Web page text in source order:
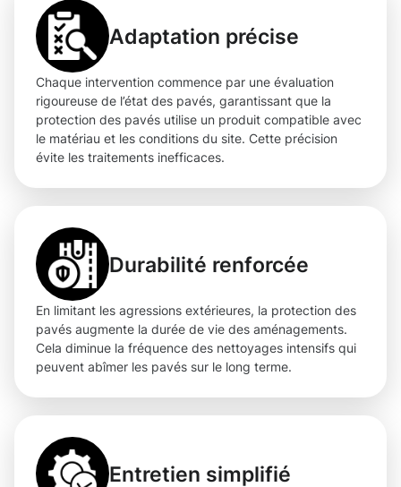
Adaptation précise
Chaque intervention commence par une évaluation
rigoureuse de l’état des pavés, garantissant que la
protection des pavés utilise un produit compatible avec
le matériau et les conditions du site. Cette précision
évite les traitements inefficaces.
Durabilité renforcée
En limitant les agressions extérieures, la protection des
pavés augmente la durée de vie des aménagements.
Cela diminue la fréquence des nettoyages intensifs qui
peuvent abîmer les pavés sur le long terme.
Entretien simplifié